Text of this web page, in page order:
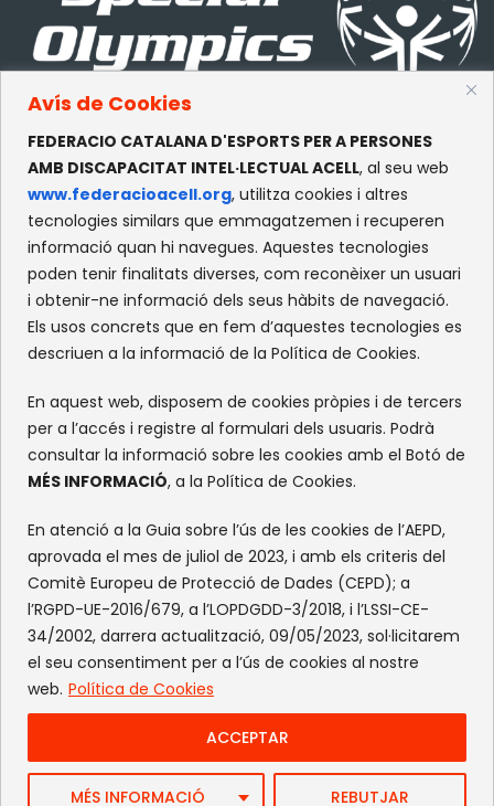
Avís de Cookies
FEDERACIO CATALANA D'ESPORTS PER A PERSONES
AMB DISCAPACITAT INTEL·LECTUAL ACELL, al seu web
www.federacioacell.org, utilitza cookies i altres
tecnologies similars que emmagatzemen i recuperen
informació quan hi navegues. Aquestes tecnologies
poden tenir finalitats diverses, com reconèixer un usuari
i obtenir-ne informació dels seus hàbits de navegació.
Els usos concrets que en fem d’aquestes tecnologies es
descriuen a la informació de la Política de Cookies.
En aquest web, disposem de cookies pròpies i de tercers
per a l’accés i registre al formulari dels usuaris. Podrà
consultar la informació sobre les cookies amb el Botó de
MÉS INFORMACIÓ, a la Política de Cookies.
En atenció a la Guia sobre l’ús de les cookies de l’AEPD,
aprovada el mes de juliol de 2023, i amb els criteris del
Comitè Europeu de Protecció de Dades (CEPD); a
l’RGPD-UE-2016/679, a l’LOPDGDD-3/2018, i l’LSSI-CE-
34/2002, darrera actualització, 09/05/2023, sol·licitarem
el seu consentiment per a l’ús de cookies al nostre
web. Política de Cookies
MÉS INFORMACIÓ REBUTJAR
ACCEPTAR
CONTACTE
c/Olympe de Gouges, S/N
Recinte Mundet
08035 -Barcelona
XARXES SOCIALS
Web by FlandeCoco
Avís Legal|Política de Privacitat Política de cookies